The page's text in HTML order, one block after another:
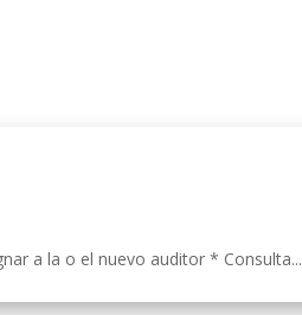
a la o el nuevo auditor * Consulta...